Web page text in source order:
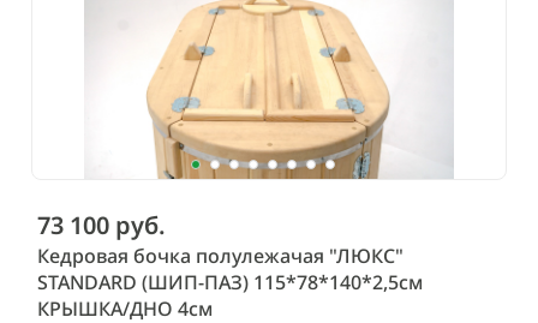
73 100 руб.
Кедровая бочка полулежачая "ЛЮКС"
STANDARD (ШИП-ПАЗ) 115*78*140*2,5см
КРЫШКА/ДНО 4см